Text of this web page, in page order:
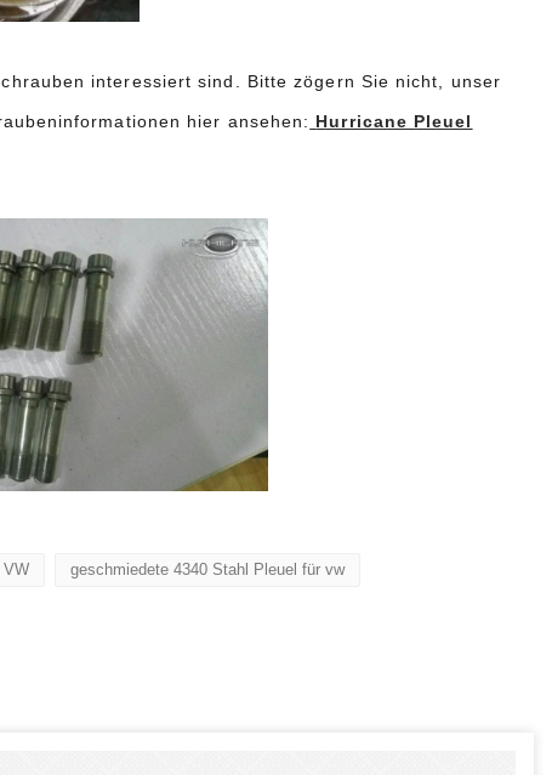
interessiert sind. Bitte zögern Sie nicht, unser
hier ansehen: Hurricane Pleuel
VW geschmiedete 4340 Stahl Pleuel für vw